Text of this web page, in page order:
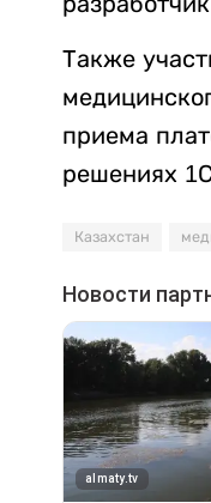
Также
приема
решениях
Казахстан